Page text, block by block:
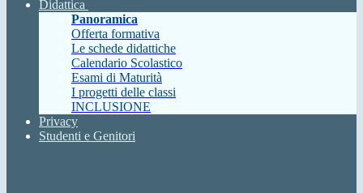
Didattica
Panoramica
Offerta formativa
Le schede didattiche
Calendario Scolastico
Esami di Maturità
I progetti delle classi
INCLUSIONE
Privacy
Studenti e Genitori